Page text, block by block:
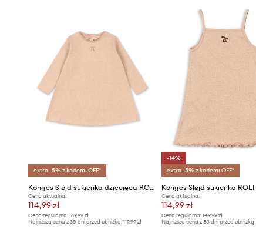
extra -5% z kodem: OFF*
Konges Sløjd sukienka dziecięca ROLI DRESS
Cena aktualna:
114,99 zł
Cena regularna: 169,99 zł
Najniższa cena z 30 dni przed obniżką: 119,99 zł
-14%
extra -5% z kodem: OFF*
Cena aktualna:
114,99 zł
Cena regularna:149,99 zł
Najniższa cena z 30 dni przed obniżką: